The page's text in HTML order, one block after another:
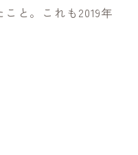
と。これも2019年